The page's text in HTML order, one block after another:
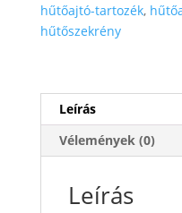
hűtőajtó-tartozék,
hűtőszekrény
Leírás
Vélemények (0)
Leírás